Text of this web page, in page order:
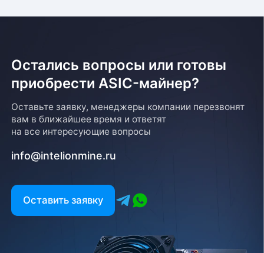
Остались вопросы или готовы
приобрести ASIC-майнер?
Оставьте заявку, менеджеры компании перезвонят
вам в ближайшее время и ответят
на все интересующие вопросы
info@intelionmine.ru
Оставить заявку